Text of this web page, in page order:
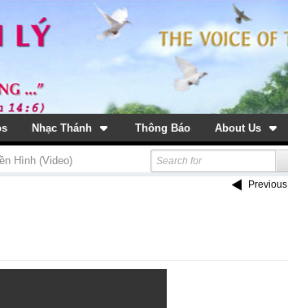
Nhạc Thánh Thông Báo About Us
Hình (Video)
Previous